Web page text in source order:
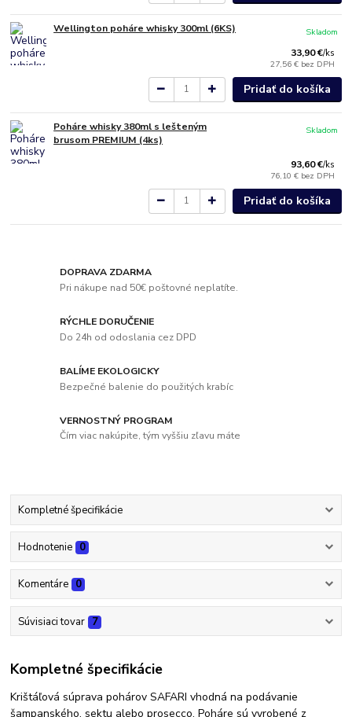
Wellington poháre whisky 300ml (6KS)
33,90 €/ks
27,56 € bez DPH
Skladom
Pridať do košíka
Poháre whisky 380ml s lešteným
brusom PREMIUM (4ks)
93,60 €/ks
76,10 € bez DPH
Skladom
Pridať do košíka
DOPRAVA ZDARMA
Pri nákupe nad 50€ poštovné neplatíte.
RÝCHLE DORUČENIE
Do 24h od odoslania cez DPD
BALÍME EKOLOGICKY
Bezpečné balenie do použitých krabíc
VERNOSTNÝ PROGRAM
Čím viac nakúpite, tým vyššiu zľavu máte
Kompletné špecifikácie
Hodnotenie 0
Komentáre 0
Súvisiaci tovar 7
Kompletné špecifikácie
Krištáľová súprava pohárov SAFARI vhodná na podávanie
šampanského, sektu alebo prosecco. Poháre sú vyrobené z